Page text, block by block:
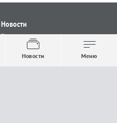
Новости
Все новости
Общество
Строительство и ЖКХ
Новости Меню